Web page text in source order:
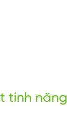
tính năng